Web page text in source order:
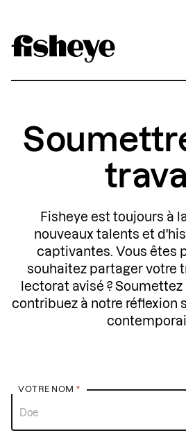
Fisheye est toujours à
nouveaux talents et
captivantes. Vous êtes
souhaitez partager votre
lectorat avisé ?
contribuez à notre réflexion
un
travail
VOTRE NOM *